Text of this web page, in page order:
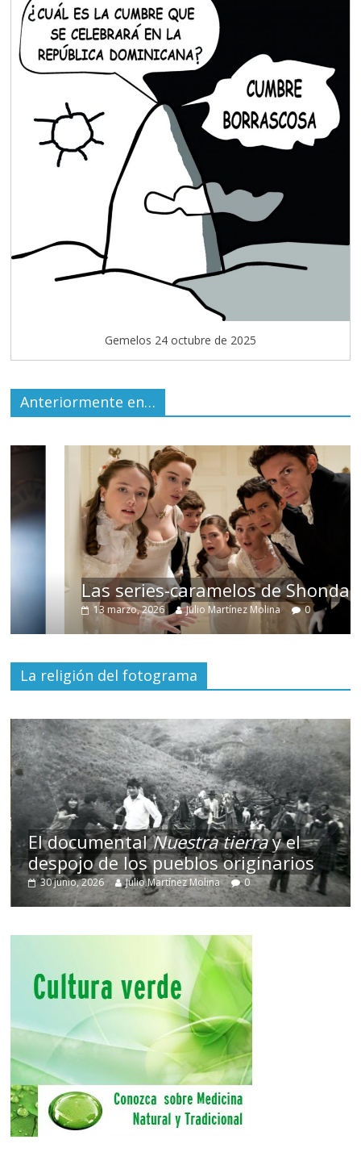
Gemelos 24 octubre de 2025
Anteriormente en…
Las series-caramelos de Shondaland
13 marzo, 2026 Julio Martínez Molina 0
La religión del fotograma
El documentalNuestra tierray el
despojo de los pueblos originarios
30 junio, 2026 Julio Martínez Molina 0